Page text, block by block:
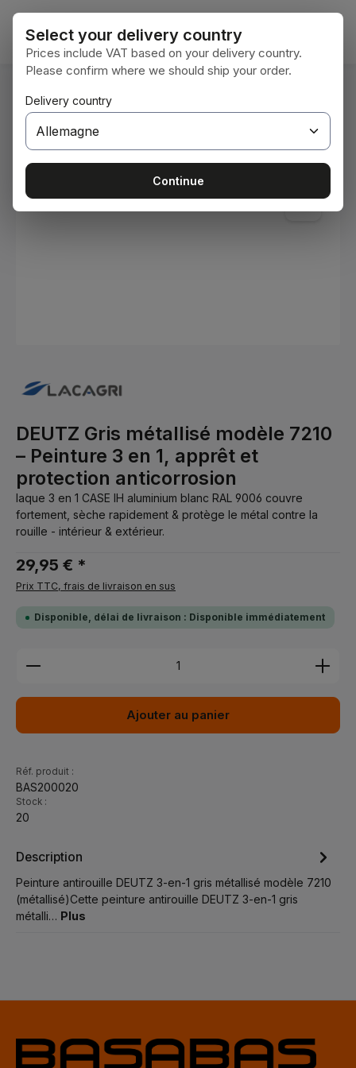
Passer au contenu principal
Vous êtes ici : Accueil
Peintures et vernis
Ignorer la galerie d'images
DEUTZ Gris métallisé modèle 7210
– Peinture 3 en 1, apprêt et
protection anticorrosion
laque 3 en 1 CASE IH aluminium blanc RAL 9006 couvre
fortement, sèche rapidement & protège le métal contre la
rouille - intérieur & extérieur.
29,95 € *
Prix TTC, frais de livraison en sus
Disponible, délai de livraison : Disponible immédiatement
Quantité de produit : Entrez la quantité
Ajouter au panier
Réf. produit :
BAS200020
Stock :
20
Description
Peinture antirouille DEUTZ 3-en-1 gris métallisé modèle 7210
(métallisé)Cette peinture antirouille DEUTZ 3-en-1 gris
métalli… Plus
Select your delivery country
Prices include VAT based on your delivery country.
Please confirm where we should ship your order.
Delivery country
Continue